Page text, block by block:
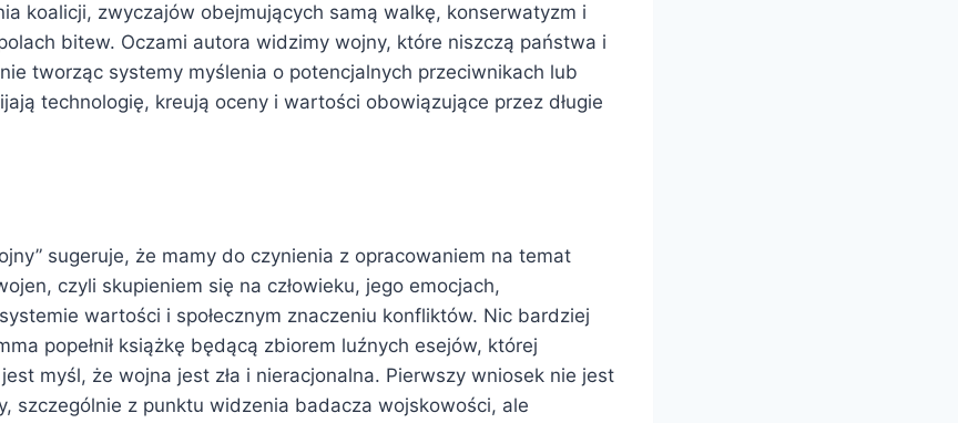
koalicji, zwyczajów obejmujących samą walkę, konserwatyzm i
bitew. Oczami autora widzimy wojny, które niszczą państwa i
tworząc systemy myślenia o potencjalnych przeciwnikach lub
technologię, kreują oceny i wartości obowiązujące przez długie
sugeruje, że mamy do czynienia z opracowaniem na temat
czyli skupieniem się na człowieku, jego emocjach,
wartości i społecznym znaczeniu konfliktów. Nic bardziej
popełnił książkę będącą zbiorem luźnych esejów, której
myśl, że wojna jest zła i nieracjonalna. Pierwszy wniosek nie jest
szczególnie z punktu widzenia badacza wojskowości, ale